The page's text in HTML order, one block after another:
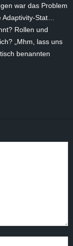
war das Problem
Stat…
Rollen und
„Mhm, lass uns
benannten